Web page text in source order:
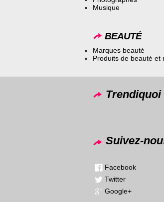
Musique
BEAUTÉ
Marques beauté
Produits de beauté et
Trendiquoi
Suivez-
Facebook
Twitter
Google+